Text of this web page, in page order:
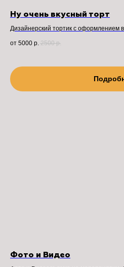
Ну очень вкусный торт
Дизайнерский тортик с оформлением
от 5000 р. 2500 р.
Фото и Видео